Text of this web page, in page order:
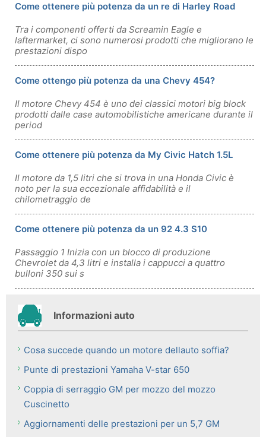
Come ottenere più potenza da un re di Harley Road
Tra i componenti offerti da Screamin Eagle e
laftermarket, ci sono numerosi prodotti che migliorano le
prestazioni dispo
Come ottengo più potenza da una Chevy 454?
Il motore Chevy 454 è uno dei classici motori big block
prodotti dalle case automobilistiche americane durante il
period
Come ottenere più potenza da My Civic Hatch 1.5L
Il motore da 1,5 litri che si trova in una Honda Civic è
noto per la sua eccezionale affidabilità e il
chilometraggio de
Come ottenere più potenza da un 92 4.3 S10
Passaggio 1 Inizia con un blocco di produzione
Chevrolet da 4,3 litri e installa i cappucci a quattro
bulloni 350 sui s
Informazioni auto
Cosa succede quando un motore dellauto soffia?
Punte di prestazioni Yamaha V-star 650
Coppia di serraggio GM per mozzo del mozzo
Cuscinetto
Aggiornamenti delle prestazioni per un 5,7 GM